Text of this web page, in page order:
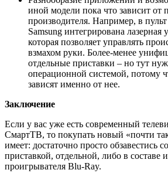
иной модели пока что зависит от
производителя. Например, в
Samsung интегрирована лазерная
которая позволяет управлять
взмахом руки. Более-менее
отдельные приставки – но тут
операционной системой, потому
зависят именно от нее.
Заключение
Если у вас уже есть современный
СмартТВ, то покупать новый «почти
имеет: достаточно просто обзавестись
приставкой, отдельной, либо в составе
проигрывателя Blu-Ray.